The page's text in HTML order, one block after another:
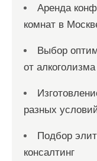
Аренда
комнат в
Выбор
от алкоголизма
разных
Подбор
консалтинг